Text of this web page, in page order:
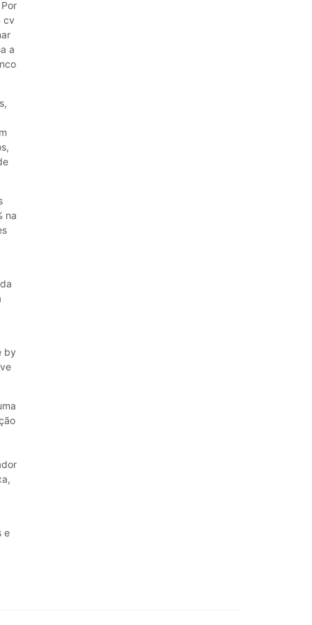
cv
a
na
by
e